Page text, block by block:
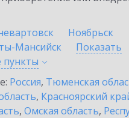
Ноябрьск
Мансийск
Показать
пункты
Россия, Тюменская
, Красноярский
, Омская область,